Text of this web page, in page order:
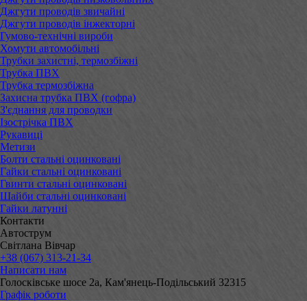
Джгути проводів звичайні
Джгути проводів інжекторні
Гумово-технічні вироби
Хомути автомобільні
Трубки захистні, термозбіжні
Трубка ПВХ
Трубка термозбіжна
Захисна трубка ПВХ (гофра)
З'єднання для проводки
Ізострічка ПВХ
Рукавиці
Метизи
Болти стальні оцинковані
Гайки стальні оцинковані
Гвинти стальні оцинковані
Шайби стальні оцинковані
Гайки латунні
Контакти
Автострум
Світлана Вівчар
+38 (067) 313-21-34
Написати нам
Голосківське шосе 2а, Кам'янець-Подільський 32315
Графік роботи